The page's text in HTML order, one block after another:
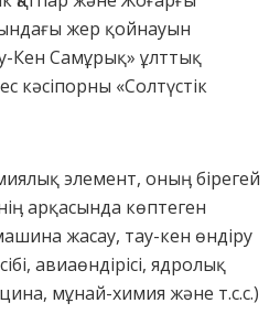
жер қойнауын
Кен Самұрық» ұлттық
кәсіпорны «Солтүстік
элемент, оныӊ бірегей
арқасында көптеген
жасау, тау-кен өндіру
авиаөндірісі, ядролық
мұнай-химия және т.с.с.)